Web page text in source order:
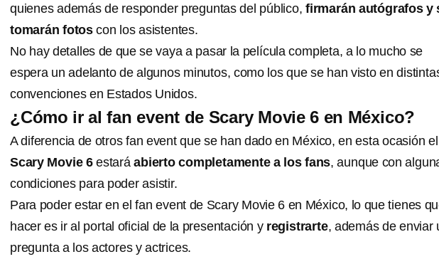
quienes además de responder preguntas del público, firmarán autógrafos y
tomarán fotos con los asistentes.
No hay detalles de que se vaya a pasar la película completa, a lo mucho se
espera un adelanto de algunos minutos, como los que se han visto en
convenciones en Estados Unidos.
¿Cómo ir al fan event de Scary Movie 6 en México?
A diferencia de otros fan event que se han dado en México, en esta ocasión
Scary Movie 6estaráabierto completamente a los fans, aunque con
condiciones para poder asistir.
Para poder estar en el fan event de Scary Movie 6 en México, lo que tienes
hacer es ir al portal oficial de la presentación y registrarte, además de enviar
pregunta a los actores y actrices.